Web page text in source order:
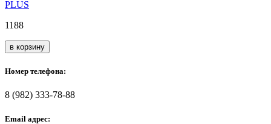
PLUS
1188
в корзину
Номер телефона:
8 (982) 333-78-88
Email адрес: